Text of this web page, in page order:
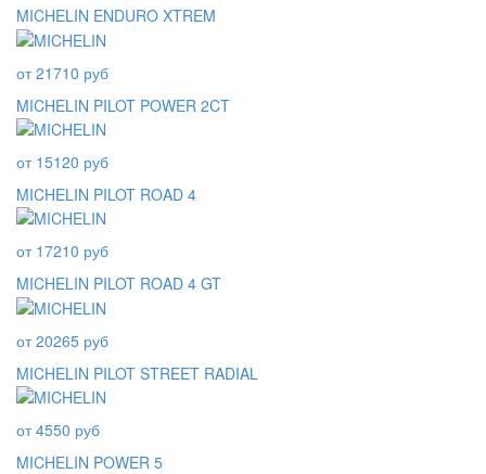
MICHELIN ENDURO XTREM
от 21710 руб
MICHELIN PILOT POWER 2CT
от 15120 руб
MICHELIN PILOT ROAD 4
от 17210 руб
MICHELIN PILOT ROAD 4 GT
от 20265 руб
MICHELIN PILOT STREET RADIAL
от 4550 руб
MICHELIN POWER 5